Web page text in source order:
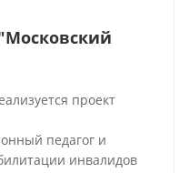
проект
педагог и
инвалидов